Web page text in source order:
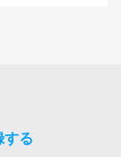
する